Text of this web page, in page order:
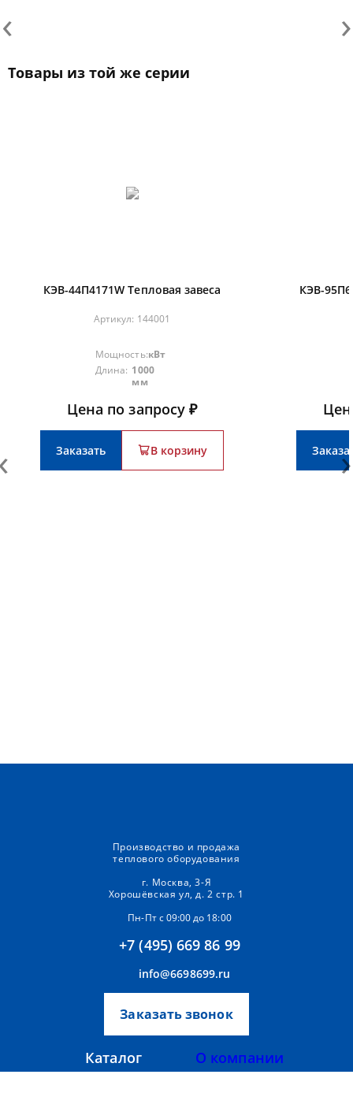
Товары из той же серии
‹ ›
КЭВ-44П4171W Тепловая завеса
Артикул: 144001
Мощность:кВт
Длина: 1000
мм
Цена по запросу ₽
Заказать В корзину
КЭВ-
›
Производство и продажа
теплового оборудования
г. Москва, 3-Я
Хорошёвская ул, д. 2 стр. 1
Каталог О компании
Пн-Пт с 09:00 до 18:00
+7 (495) 669 86 99
info@6698699.ru
Заказать звонок